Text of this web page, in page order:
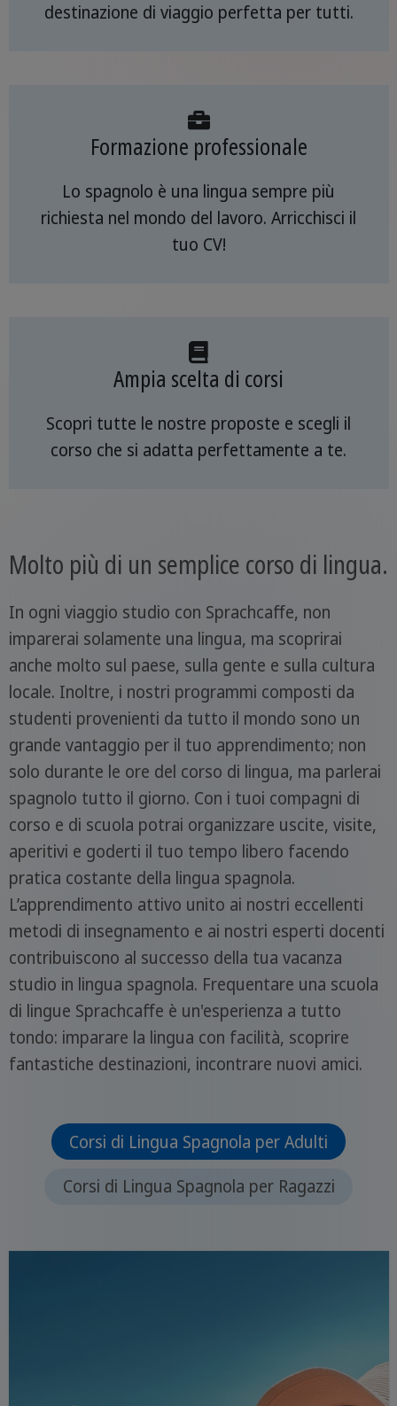
destinazione di viaggio perfetta per tutti.
Formazione professionale
Lo spagnolo è una lingua sempre più
richiesta nel mondo del lavoro. Arricchisci il
tuo CV!
Ampia scelta di corsi
Scopri tutte le nostre proposte e scegli il
corso che si adatta perfettamente a te.
Molto più di un semplice corso di lingua.
In ogni viaggio studio con Sprachcaffe, non
imparerai solamente una lingua, ma scoprirai
anche molto sul paese, sulla gente e sulla cultura
locale. Inoltre, i nostri programmi composti da
studenti provenienti da tutto il mondo sono un
grande vantaggio per il tuo apprendimento; non
solo durante le ore del corso di lingua, ma parlerai
spagnolo tutto il giorno. Con i tuoi compagni di
corso e di scuola potrai organizzare uscite, visite,
aperitivi e goderti il tuo tempo libero facendo
pratica costante della lingua spagnola.
L’apprendimento attivo unito ai nostri eccellenti
metodi di insegnamento e ai nostri esperti docenti
contribuiscono al successo della tua vacanza
studio in lingua spagnola. Frequentare una scuola
di lingue Sprachcaffe è un'esperienza a tutto
tondo: imparare la lingua con facilità, scoprire
fantastiche destinazioni, incontrare nuovi amici.
Corsi di Lingua Spagnola per Adulti
Corsi di Lingua Spagnola per Ragazzi